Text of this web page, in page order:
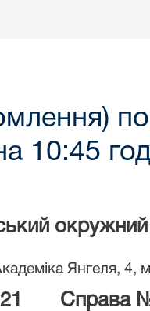
10:45
Янгеля, 4,
Справа №